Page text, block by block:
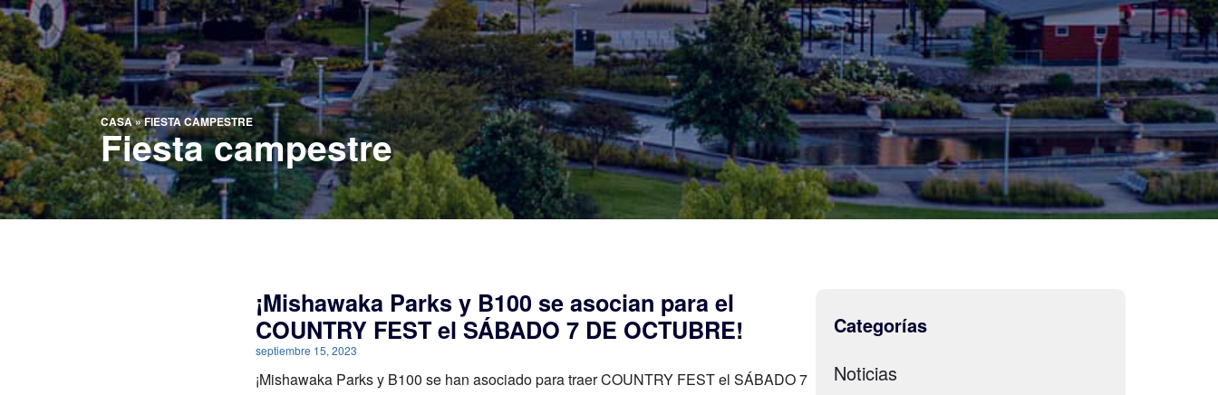
CASA»FIESTA CAMPESTRE
Fiesta campestre
¡Mishawaka Parks y B100 se asocian para el
COUNTRY FEST el SÁBADO 7 DE OCTUBRE!
septiembre 15, 2023
¡Mishawaka Parks y B100 se han asociado para traer COUNTRY FEST el SÁBADO 7
Categorías
Noticias